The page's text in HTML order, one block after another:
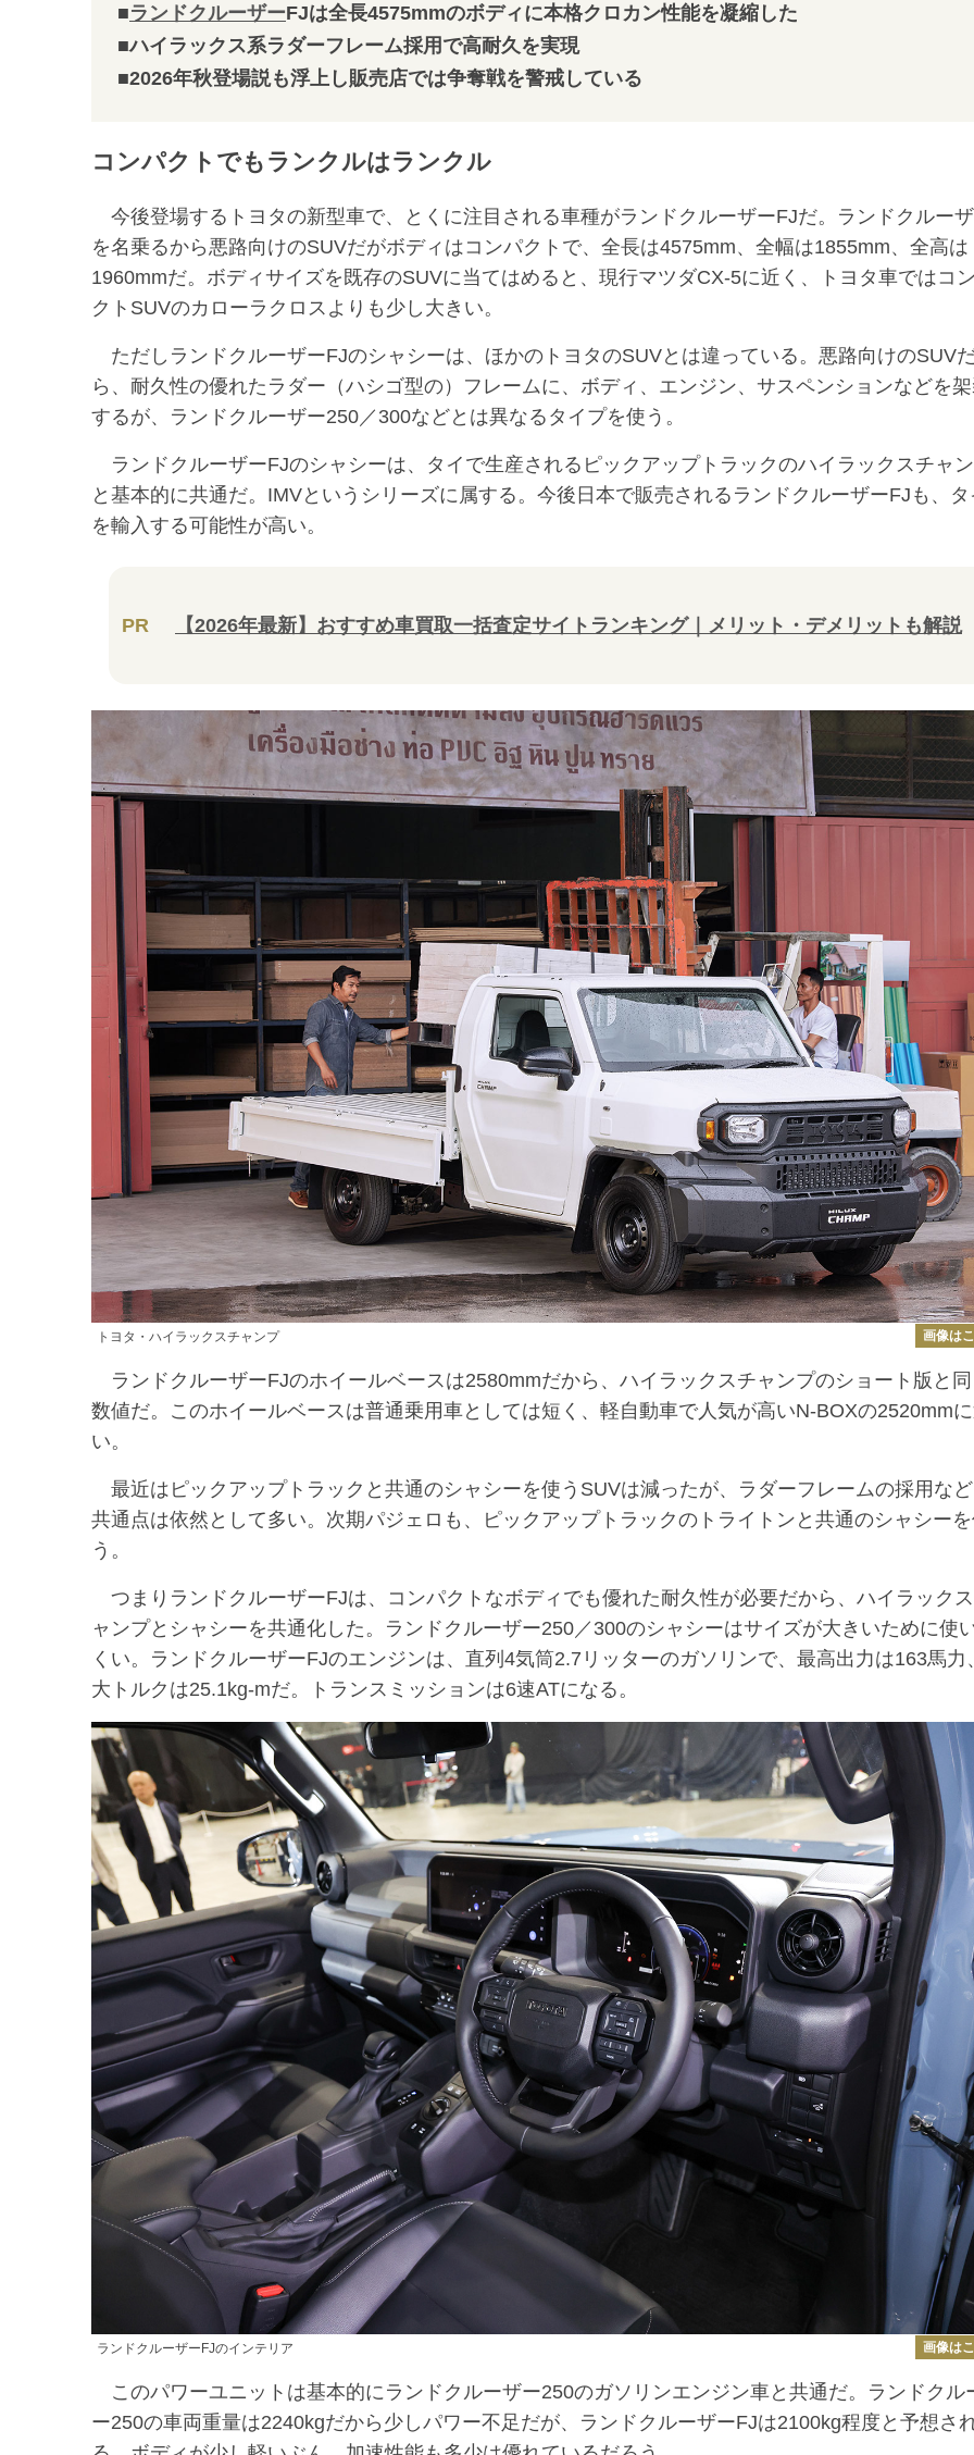
■ランドクルーザーFJは全長4575mmのボディに本格クロカン性能を凝縮した
■ハイラックス系ラダーフレーム採用で高耐久を実現
■2026年秋登場説も浮上し販売店では争奪戦を警戒している
コンパクトでもランクルはランクル
今後登場するトヨタの新型車で、とくに注目される車種がランドクルーザーFJだ。ランドクルー
を名乗るから悪路向けのSUVだがボディはコンパクトで、全長は4575mm、全幅は1855mm、全高は
1960mmだ。ボディサイズを既存のSUVに当てはめると、現行マツダCX-5に近く、トヨタ車ではコ
クトSUVのカローラクロスよりも少し大きい。
ただしランドクルーザーFJのシャシーは、ほかのトヨタのSUVとは違っている。悪路向けのSUV
ら、耐久性の優れたラダー（ハシゴ型の）フレームに、ボディ、エンジン、サスペンションなどを
するが、ランドクルーザー250／300などとは異なるタイプを使う。
ランドクルーザーFJのシャシーは、タイで生産されるピックアップトラックのハイラックスチャ
と基本的に共通だ。IMVというシリーズに属する。今後日本で販売されるランドクルーザーFJも、
を輸入する可能性が高い。
PR 【2026年最新】おすすめ車買取一括査定サイトランキング｜メリット・デメリットも解説
トヨタ・ハイラックスチャンプ 画像は
ランドクルーザーFJのホイールベースは2580mmだから、ハイラックスチャンプのショート版と
数値だ。このホイールベースは普通乗用車としては短く、軽自動車で人気が高いN-BOXの2520mm
い。
最近はピックアップトラックと共通のシャシーを使うSUVは減ったが、ラダーフレームの採用な
共通点は依然として多い。次期パジェロも、ピックアップトラックのトライトンと共通のシャシー
う。
つまりランドクルーザーFJは、コンパクトなボディでも優れた耐久性が必要だから、ハイラック
ャンプとシャシーを共通化した。ランドクルーザー250／300のシャシーはサイズが大きいために使
くい。ランドクルーザーFJのエンジンは、直列4気筒2.7リッターのガソリンで、最高出力は163馬力
大トルクは25.1kg-mだ。トランスミッションは6速ATになる。
ランドクルーザーFJのインテリア 画像は
このパワーユニットは基本的にランドクルーザー250のガソリンエンジン車と共通だ。ランドクル
ー250の車両重量は2240kgだから少しパワー不足だが、ランドクルーザーFJは2100kg程度と予想さ